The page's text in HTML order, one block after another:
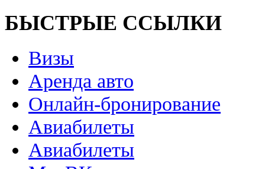
БЫСТРЫЕ ССЫЛКИ
Визы
Аренда авто
Онлайн-бронирование
Авиабилеты
Авиабилеты